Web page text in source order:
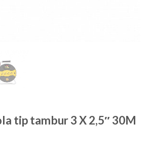
tip tambur 3 X 2,5″ 30M